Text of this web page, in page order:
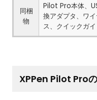
同梱
物
Pilot Pro本体、
換アダプタ、ワ
ス、クイックガ
XPPen Pilot Pro